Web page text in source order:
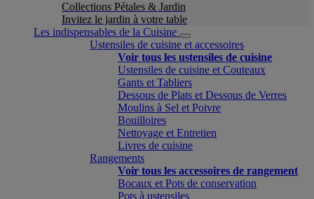
Collections Pétales & Jardin
Invitez le jardin à votre table
Les indispensables de la Cuisine
Ustensiles de cuisine et accessoires
Voir tous les ustensiles de cuisine
Ustensiles de cuisine et Couteaux
Gants et Tabliers
Dessous de Plats et Dessous de Verres
Moulins à Sel et Poivre
Bouilloires
Nettoyage et Entretien
Livres de cuisine
Rangements
Voir tous les accessoires de rangement
Bocaux et Pots de conservation
Pots à ustensiles